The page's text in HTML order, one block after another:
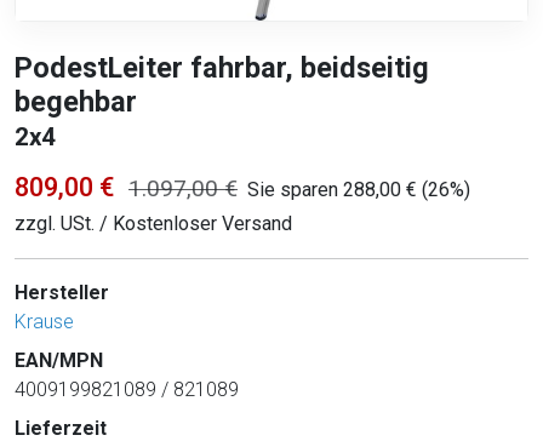
PodestLeiter fahrbar, beidseitig
begehbar
2x4
809,00 € 1.097,00 € Sie sparen 288,00 € (26%)
zzgl. USt. / Kostenloser Versand
Hersteller
Krause
EAN/MPN
4009199821089 / 821089
Lieferzeit